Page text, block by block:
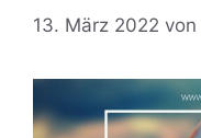
13. März 2022 von